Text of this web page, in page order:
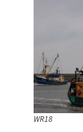
WR18